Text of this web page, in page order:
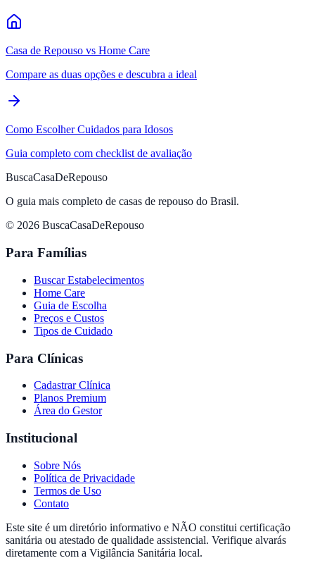
Casa de Repouso vs Home Care
Compare as duas opções e descubra a ideal
Como Escolher Cuidados para Idosos
Guia completo com checklist de avaliação
BuscaCasaDeRepouso
O guia mais completo de casas de repouso do Brasil.
© 2026 BuscaCasaDeRepouso
Para Famílias
Buscar Estabelecimentos
Home Care
Guia de Escolha
Preços e Custos
Tipos de Cuidado
Para Clínicas
Cadastrar Clínica
Planos Premium
Área do Gestor
Institucional
Sobre Nós
Política de Privacidade
Termos de Uso
Contato
Este site é um diretório informativo e NÃO constitui certificação
sanitária ou atestado de qualidade assistencial. Verifique alvarás
diretamente com a Vigilância Sanitária local.